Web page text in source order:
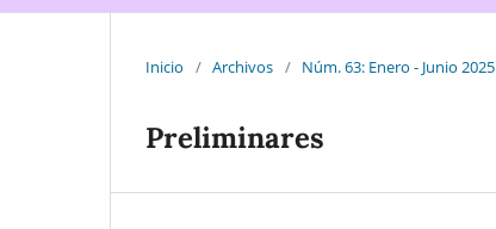
Inicio / Archivos / Núm. 63: Enero - Junio 2025
Preliminares